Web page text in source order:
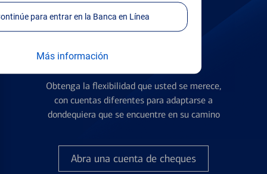
Continúe para entrar en la Banca en Línea
Más información
Obtenga la flexibilidad que usted se merece,
con cuentas diferentes para adaptarse a
dondequiera que se encuentre en su camino
Abra una cuenta de cheques